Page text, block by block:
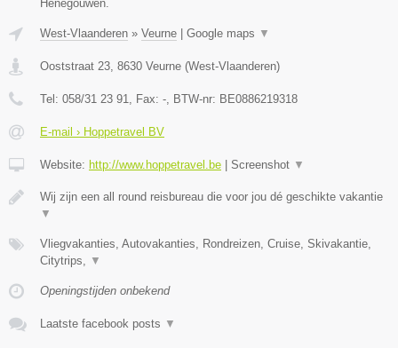
Henegouwen.
West-Vlaanderen » Veurne | Google maps ▼
Ooststraat 23 8630 Veurne (West-Vlaanderen)
Tel: 058/31 23 91 , Fax: - , BTW-nr: BE0886219318
E-mail › Hoppetravel BV
Website: http://www.hoppetravel.be | Screenshot ▼
Wij zijn een all round reisbureau die voor jou dé geschikte vakantie
▼
Vliegvakanties, Autovakanties, Rondreizen, Cruise, Skivakantie,
Citytrips,
▼
Openingstijden onbekend
Laatste facebook posts ▼